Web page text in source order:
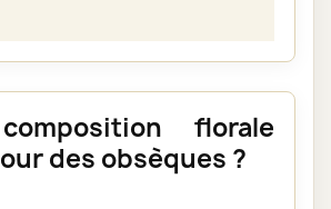
florale
des obsèques ?